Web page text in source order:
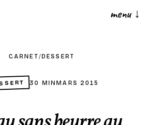
menu ↓
CARNET/ DESSERT
30 MINMARS 2015